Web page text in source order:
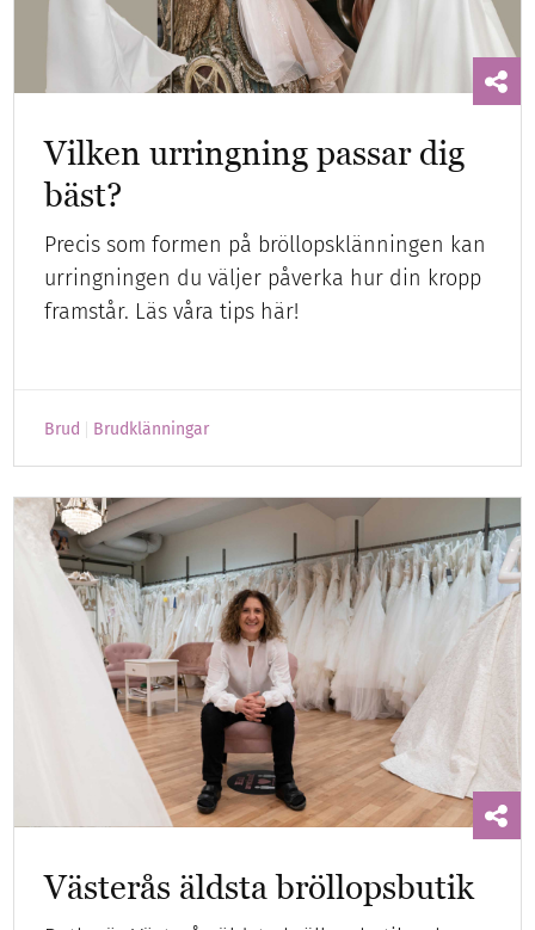
Vilken urringning passar dig
bäst?
Precis som formen på bröllopsklänningen kan
urringningen du väljer påverka hur din kropp
framstår. Läs våra tips här!
Brud Brudklänningar
Västerås äldsta bröllopsbutik